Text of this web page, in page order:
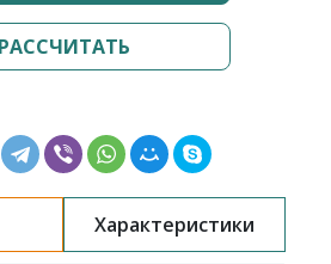
РАССЧИТАТЬ
Характеристики